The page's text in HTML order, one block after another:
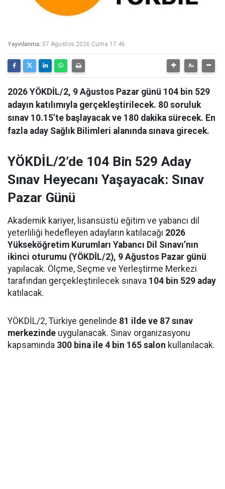
Yayınlanma: 07 Ağustos 2026 Cuma 17:46
2026 YÖKDİL/2, 9 Ağustos Pazar günü 104 bin 529
adayın katılımıyla gerçekleştirilecek. 80 soruluk
sınav 10.15’te başlayacak ve 180 dakika sürecek. En
fazla aday Sağlık Bilimleri alanında sınava girecek.
YÖKDİL/2’de 104 Bin 529 Aday
Sınav Heyecanı Yaşayacak: Sınav
Pazar Günü
Akademik kariyer, lisansüstü eğitim ve yabancı dil
yeterliliği hedefleyen adayların katılacağı 2026
Yükseköğretim Kurumları Yabancı Dil Sınavı’nın
ikinci oturumu (YÖKDİL/2), 9 Ağustos Pazar günü
yapılacak. Ölçme, Seçme ve Yerleştirme Merkezi
tarafından gerçekleştirilecek sınava 104 bin 529 aday
katılacak.
YÖKDİL/2, Türkiye genelinde 81 ilde ve 87 sınav
merkezinde uygulanacak. Sınav organizasyonu
kapsamında 300 bina ile 4 bin 165 salon kullanılacak.